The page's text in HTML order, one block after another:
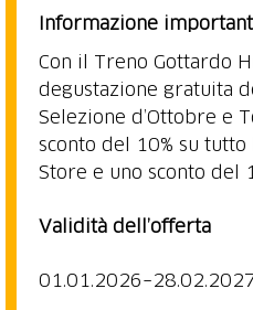
Informazione
Con il Treno Gottardo
degustazione gratuita
Selezione d’Ottobre e
sconto del 10% su
Store e uno sconto del
Validità dell’offerta